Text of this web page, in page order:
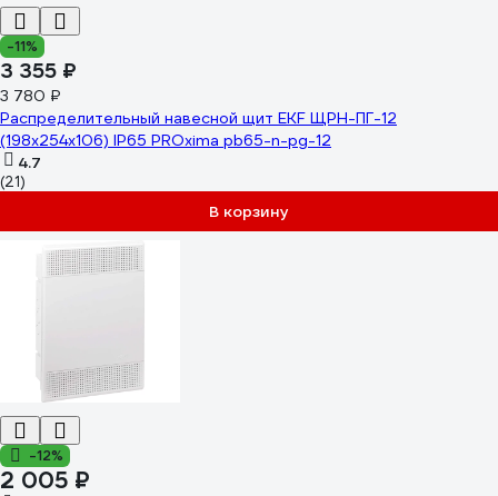
-11%
3 355 ₽
3 780 ₽
Распределительный навесной щит EKF ЩРН-ПГ-12
(198х254х106) IP65 PROxima pb65-n-pg-12
4.7
(21)
В корзину
-12%
2 005 ₽